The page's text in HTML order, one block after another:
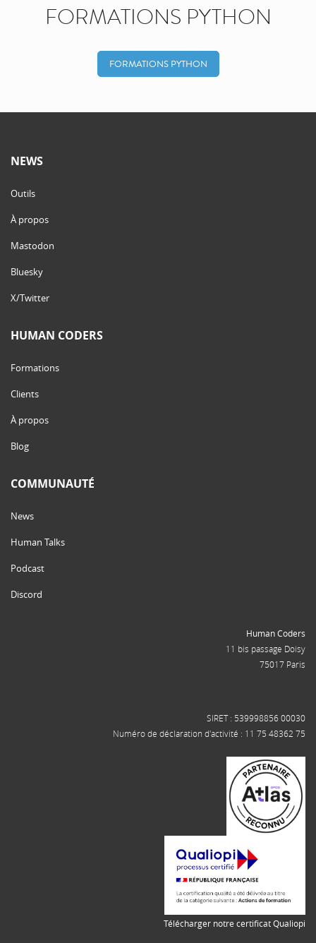
FORMATIONS PYTHON
FORMATIONS PYTHON
NEWS
Outils
À propos
Mastodon
Bluesky
X/Twitter
HUMAN CODERS
Formations
Clients
À propos
Blog
COMMUNAUTÉ
News
Human Talks
Podcast
Discord
Human Coders
11 bis passage Doisy
75017 Paris
SIRET : 539998856 00030
Numéro de déclaration d'activité : 11 75 48362 75
Télécharger notre certificat Qualiopi